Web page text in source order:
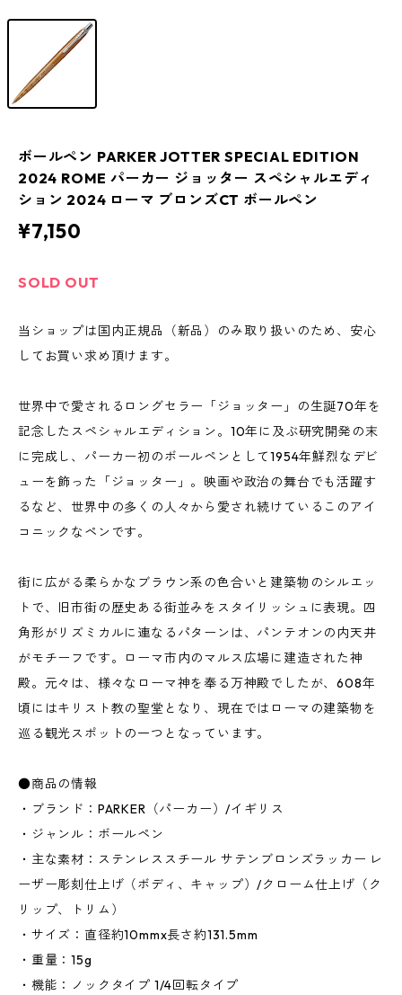
ボールペン PARKER JOTTER SPECIAL EDITION
2024 ROME パーカー ジョッター スペシャルエディ
ション 2024 ローマ ブロンズCT ボールペン
¥7,150
SOLD OUT
当ショップは国内正規品（新品）のみ取り扱いのため、安心
してお買い求め頂けます。
世界中で愛されるロングセラー「ジョッター」の生誕70年を
記念したスペシャルエディション。10年に及ぶ研究開発の末
に完成し、パーカー初のボールペンとして1954年鮮烈なデビ
ューを飾った「ジョッター」。映画や政治の舞台でも活躍す
るなど、世界中の多くの人々から愛され続けているこのアイ
コニックなペンです。
街に広がる柔らかなブラウン系の色合いと建築物のシルエッ
トで、旧市街の歴史ある街並みをスタイリッシュに表現。四
角形がリズミカルに連なるパターンは、パンテオンの内天井
がモチーフです。ローマ市内のマルス広場に建造された神
殿。元々は、様々なローマ神を奉る万神殿でしたが、608年
頃にはキリスト教の聖堂となり、現在ではローマの建築物を
巡る観光スポットの一つとなっています。
●商品の情報
・ブランド：PARKER（パーカー）/イギリス
・ジャンル：ボールペン
・主な素材：ステンレススチール サテンブロンズラッカー レ
ーザー彫刻仕上げ（ボディ、キャップ）/クローム仕上げ（ク
リップ、トリム）
・サイズ：直径約10mmx長さ約131.5mm
・重量：15g
・機能：ノックタイプ 1/4回転タイプ